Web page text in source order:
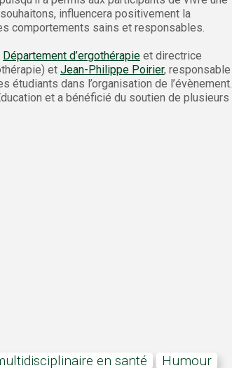
influencera positivement la
comportements sains et responsables.
Département d’ergothérapie et directrice
et Jean-Philippe Poirier, responsable
étudiants dans l’organisation de l’évènement.
et a bénéficié du soutien de plusieurs
en santé Humour